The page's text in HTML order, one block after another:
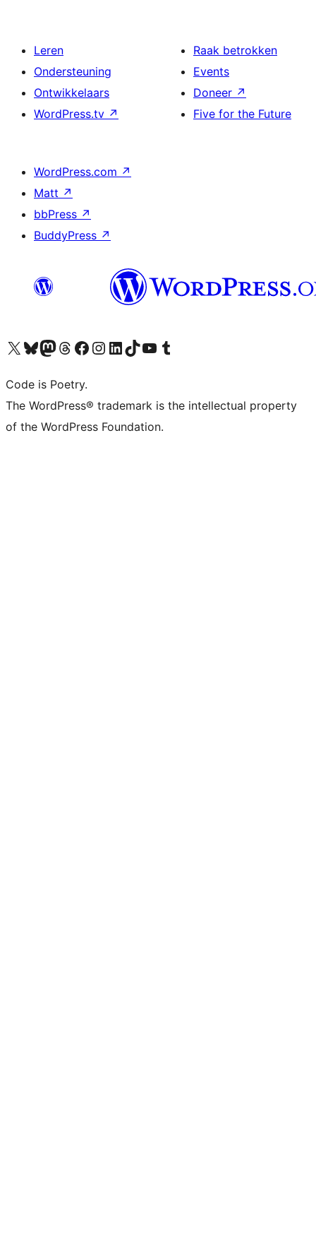
Leren
Ondersteuning
Ontwikkelaars
WordPress.tv ↗
Raak betrokken
Events
Doneer ↗
Five for the Future
WordPress.com ↗
Matt ↗
bbPress ↗
BuddyPress ↗
Bezoek ons X (voorheen Twitter) account
Bezoek onze Bluesky account
Bezoek ons Mastodon account
Bezoek onze Threads account
Onze Facebookpagina bezoeken
Bezoek onze Instagram account
Bezoek onze LinkedIn account
Bezoek onze TikTok account
Bezoek ons YouTube kanaalBezoek onze Tumblr account
Code is Poetry.
The WordPress® trademark is the intellectual property
of the WordPress Foundation.